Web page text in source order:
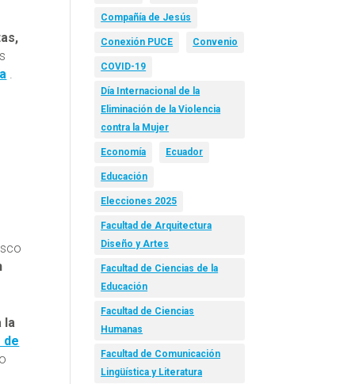
.
la
de
Compañía de Jesús
Conexión PUCE Convenio
COVID-19
Día Internacional de la
Eliminación de la Violencia
contra la Mujer
Economía Ecuador
Educación
Elecciones 2025
Facultad de Arquitectura
Diseño y Artes
Facultad de Ciencias de la
Educación
Facultad de Ciencias
Humanas
Facultad de Comunicación
Lingüística y Literatura